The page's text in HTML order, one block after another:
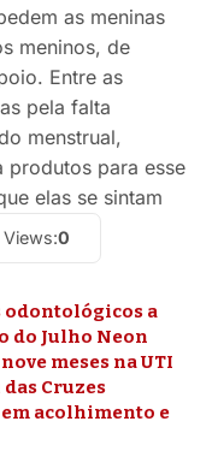
as meninas
meninos, de
Entre as
pela falta
menstrual,
produtos para esse
elas se sintam
0
odontológicos a
do Julho Neon
meses na UTI
Cruzes
acolhimento e